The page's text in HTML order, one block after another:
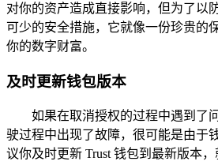
对你的资产造成直接影响，但为了以
可少的安全措施，它就像一份珍贵的
你的数字财富。
及时更新钱包版本
如果在取消授权的过程中遇到了
驶过程中出现了故障，很可能是由于
议你及时更新 Trust 钱包到最新版本